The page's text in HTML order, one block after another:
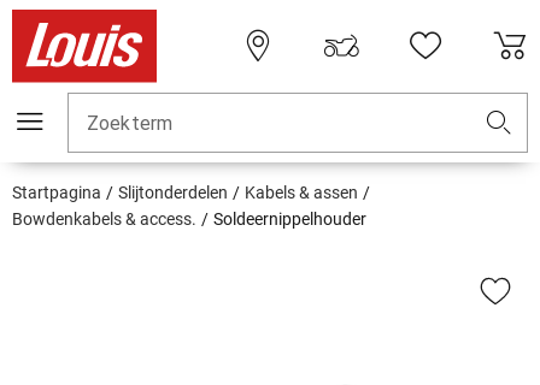
Zoekterm
Startpagina Slijtonderdelen
Kabels & assen
Bowdenkabels & access.
Soldeernippelhouder